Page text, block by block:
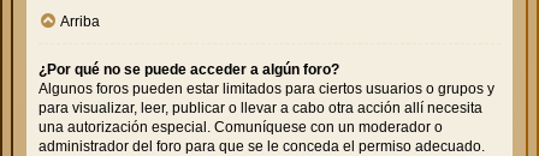
Arriba
¿Por qué no se puede acceder a algún foro?
Algunos foros pueden estar limitados para ciertos usuarios o grupos y
para visualizar, leer, publicar o llevar a cabo otra acción allí necesita
una autorización especial. Comuníquese con un moderador o
administrador del foro para que se le conceda el permiso adecuado.